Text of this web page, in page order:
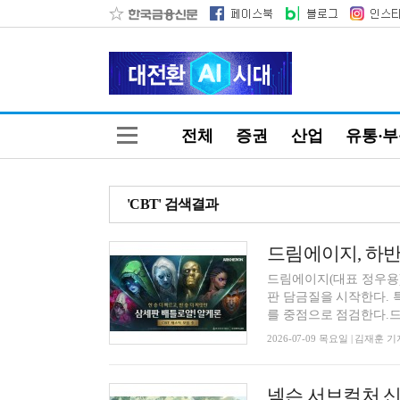
전체 증권 산업 유통·
'CBT' 검색결과
드림에이지, 하
드림에이지(대표 정우
판 담금질을 시작한다.
를 중점으로 점검한다.
2026-07-09 목요일 | 김재훈 기
넥슨 서브컬처